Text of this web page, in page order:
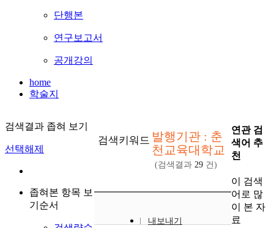
단행본
연구보고서
공개강의
home
학술지
검색결과 좁혀 보기
선택해제
좁혀본 항목 보
기순서
검색키워드 발행기관 : 춘
천교육대학교
(검색결과 29 건)
내보내기
연관 검
색어 추
천
이 검색
어로 많
이 본 자
료